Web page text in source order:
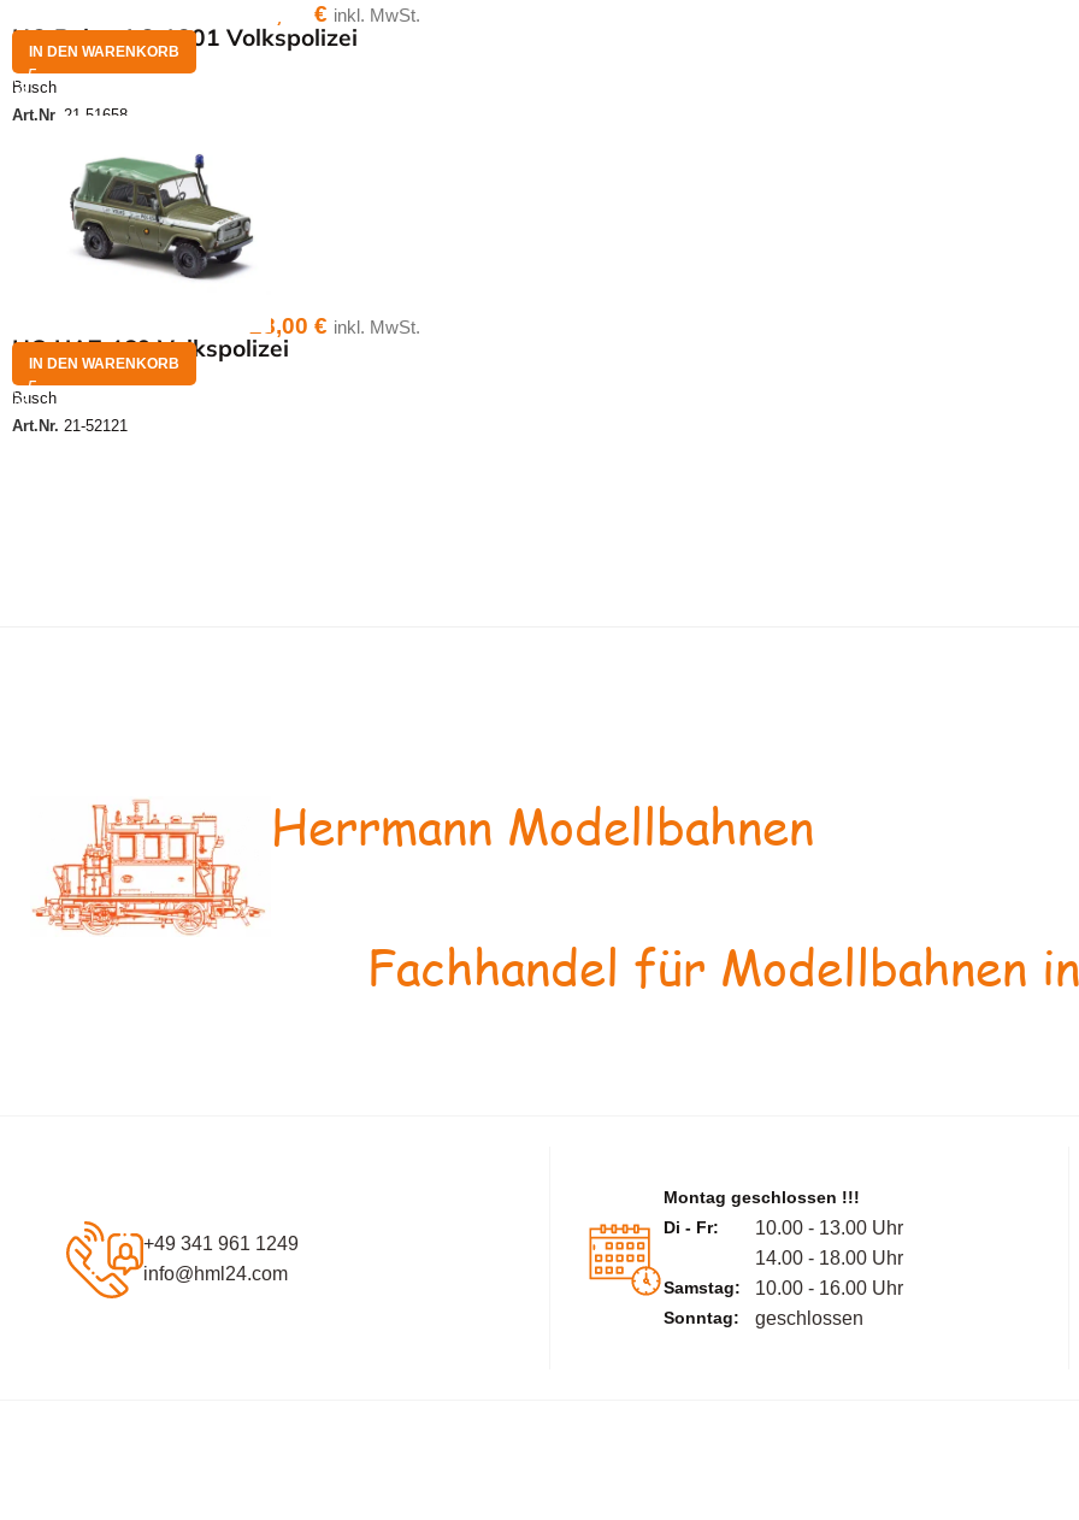
HO Robur LO 1801 Volkspolizei
Busch
Art.Nr. 21-51658
38,00€ inkl. MwSt.
IN DEN WARENKORB
HO UAZ 469 Volkspolizei
Busch
Art.Nr. 21-52121
28,00€ inkl. MwSt.
IN DEN WARENKORB
Herrmann Modellbahnen
Fachhandel für Modellbahnen
+49 341 961 1249
info@hml24.com
Montag geschlossen !!!
Di - Fr:
10.00 - 13.00 Uhr
14.00 - 18.00 Uhr
Samstag: 10.00 - 16.00 Uhr
Sonntag: geschlossen